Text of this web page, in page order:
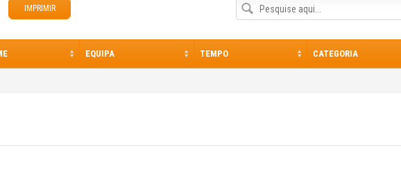
IMPRIMIR
EQUIPA TEMPO CATEGORIA